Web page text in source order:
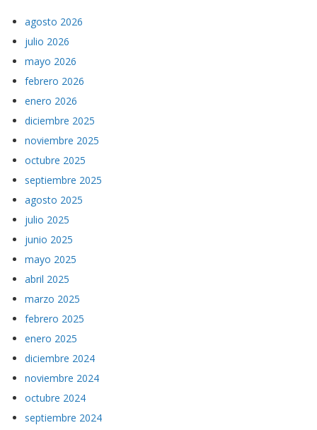
agosto 2026
julio 2026
mayo 2026
febrero 2026
enero 2026
diciembre 2025
noviembre 2025
octubre 2025
septiembre 2025
agosto 2025
julio 2025
junio 2025
mayo 2025
abril 2025
marzo 2025
febrero 2025
enero 2025
diciembre 2024
noviembre 2024
octubre 2024
septiembre 2024